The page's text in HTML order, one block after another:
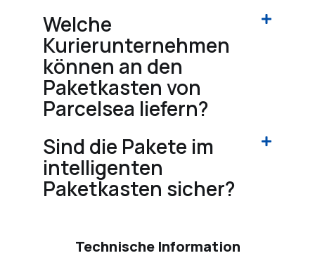
Welche
Kurierunternehmen
können an den
Paketkasten von
Parcelsea liefern?
Sind die Pakete im
intelligenten
Paketkasten sicher?
Technische Information